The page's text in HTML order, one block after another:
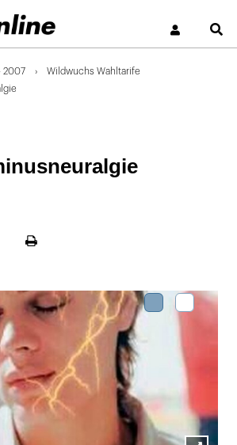
2007
Wildwuchs Wahltarife
Seite